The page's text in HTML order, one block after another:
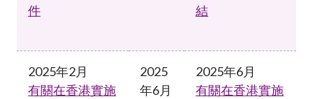
件
結
2025年2月
有關在香港實施
2025
年6月
2025年6月
有關在香港實施